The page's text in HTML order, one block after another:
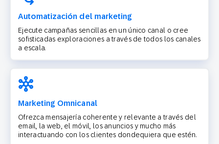
Automatización del marketing
Ejecute campañas sencillas en un único canal o cree
sofisticadas exploraciones a través de todos los canales
a escala.
Marketing Omnicanal
Ofrezca mensajería coherente y relevante a través del
email, la web, el móvil, los anuncios y mucho más
interactuando con los clientes dondequiera que estén.